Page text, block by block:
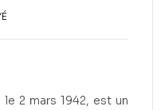
2 mars 1942, est un